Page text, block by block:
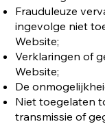
Frauduleuze
ingevolge niet
Website;
Verklaringen of
Website;
De
Niet toegelaten
transmissie of